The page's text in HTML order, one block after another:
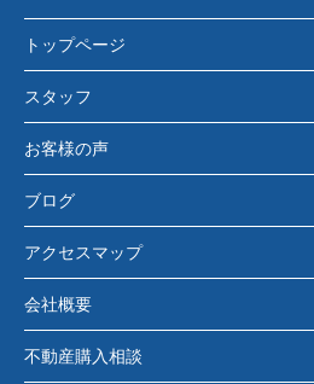
トップページ
スタッフ
お客様の声
ブログ
アクセスマップ
会社概要
不動産購入相談